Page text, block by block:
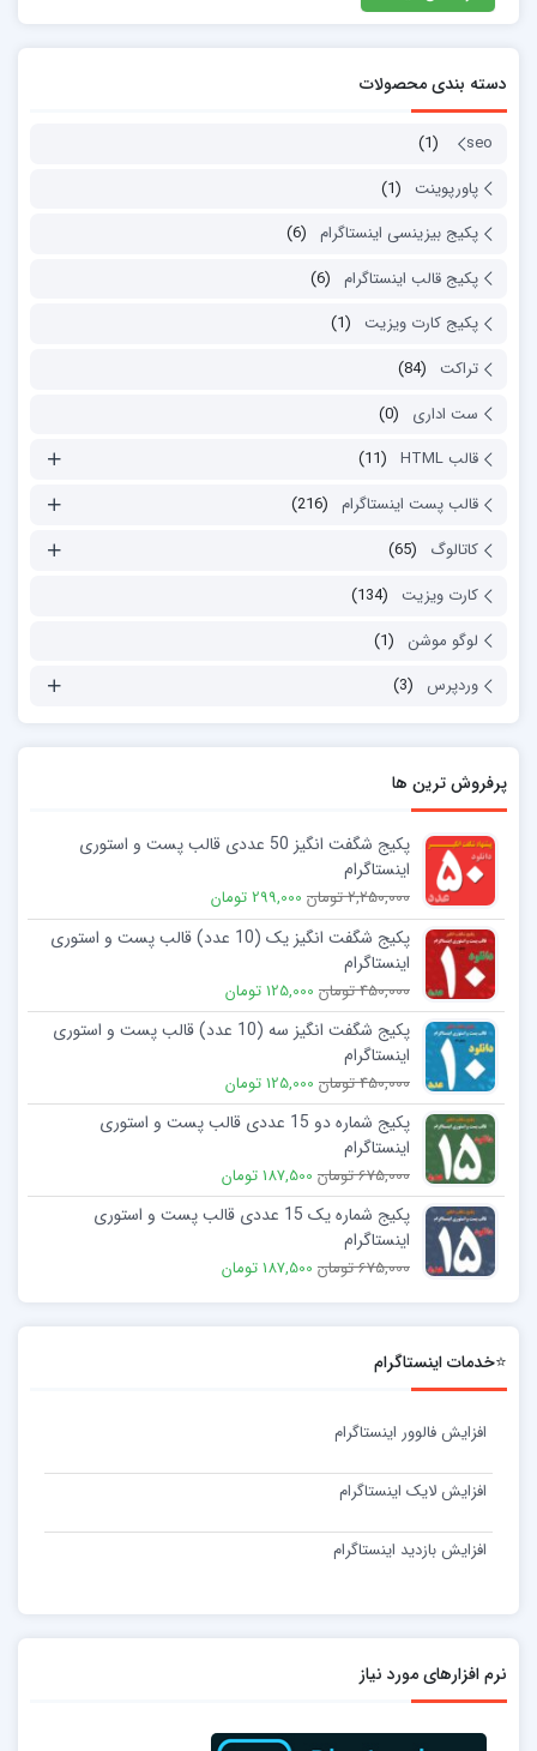
دسته بندی محصولات
seo
(1)
پاورپوینت
(1)
پکیج بیزینسی اینستاگرام (6)
پکیج قالب اینستاگرام (6)
پکیج کارت ویزیت
(1)
تراکت
(84)
ست اداری
(0)
قالب HTML
(11)
قالب پست اینستاگرام (216)
کاتالوگ
(65)
کارت ویزیت
(134)
لوگو موشن
(1)
وردپرس
(3)
پرفروش ترین ها
پکیج شگفت انگیز 50 عددی قالب پست و استوری
اینستاگرام
2,250,000 تومان 299,000 تومان
پکیج شگفت انگیز یک (10 عدد) قالب پست و استوری
اینستاگرام
450,000 تومان 125,000 تومان
پکیج شگفت انگیز سه (10 عدد) قالب پست و استوری
اینستاگرام
450,000 تومان 125,000 تومان
پکیج شماره دو 15 عددی قالب پست و استوری
اینستاگرام
675,000 تومان 187,500 تومان
پکیج شماره یک 15 عددی قالب پست و استوری
اینستاگرام
675,000 تومان 187,500 تومان
⭐خدمات اینستاگرام
افزایش فالوور اینستاگرام
افزایش لایک اینستاگرام
افزایش بازدید اینستاگرام
نرم افزارهای مورد نیاز